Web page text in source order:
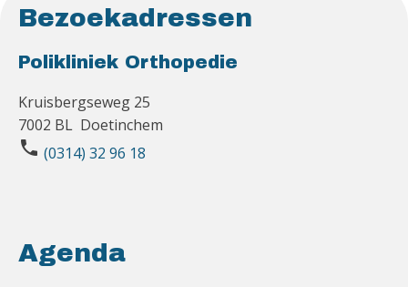
Bezoekadressen
Polikliniek Orthopedie
Kruisbergseweg 25
7002 BL Doetinchem
phone (0314) 32 96 18
Agenda